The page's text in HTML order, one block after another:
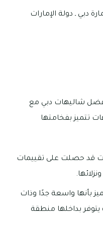
دبي ـ دولة الإمارات
شاليهات دبي مع
تتميز بفخامتها
قد حصلت على تقييمات
بأنها واسعة جدًا وذات
يتوفر بداخلها منطقة